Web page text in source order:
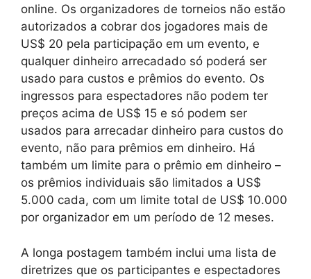
online. Os organizadores de torneios não estão
autorizados a cobrar dos jogadores mais de
US$ 20 pela participação em um evento, e
qualquer dinheiro arrecadado só poderá ser
usado para custos e prêmios do evento. Os
ingressos para espectadores não podem ter
preços acima de US$ 15 e só podem ser
usados ​​para arrecadar dinheiro para custos do
evento, não para prêmios em dinheiro. Há
também um limite para o prêmio em dinheiro –
os prêmios individuais são limitados a US$
5.000 cada, com um limite total de US$ 10.000
por organizador em um período de 12 meses.
A longa postagem também inclui uma lista de
diretrizes que os participantes e espectadores